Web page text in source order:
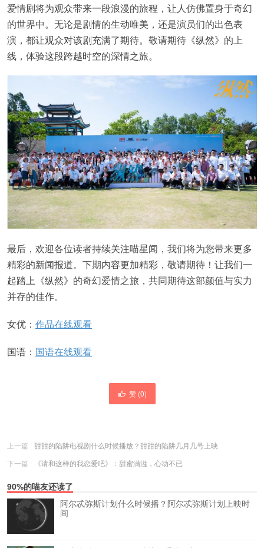
爱情剧将为观众带来一段浪漫的旅程，让人仿佛置身于奇幻
的世界中。无论是剧情的生动唯美，还是演员们的出色表
演，都让观众对该剧充满了期待。敬请期待《纵然》的上
线，体验这段跨越时空的深情之旅。
最后，欢迎各位读者持续关注喵星闻，我们将为您带来更多
精彩的新闻报道。下期内容更加精彩，敬请期待！让我们一
起踏上《纵然》的奇幻爱情之旅，共同期待这部颜值与实力
并存的佳作。
女优： 作品在线观看
国语： 国语在线观看
赞 (0)
上一篇
甜甜的陷阱电视剧什么时候播放？甜甜的陷阱几月几号上映
下一篇
《请和这样的我恋爱吧》：甜蜜满溢，心动不已
90%的喵友还读了
阿尔忒弥斯计划什么时候播？阿尔忒弥斯计划上映时
间